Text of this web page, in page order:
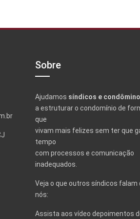
Sobre
Ajudamos síndicos e
a estruturar o condomínio de
que
vivam mais felizes sem ter que
tempo
com processos e comunicação
inadequados.
Veja o que outros síndicos falam
nós:
Assista aos vídeo depoimentos